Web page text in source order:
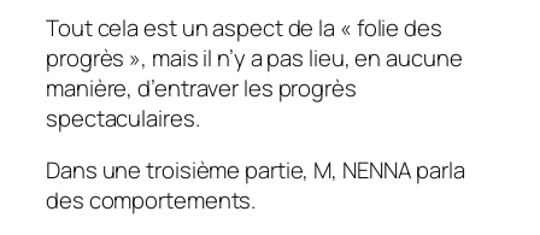
Tout cela est un aspect de la « folie des
progrès », mais il n’y a pas lieu, en aucune
manière, d’entraver les progrès
spectaculaires.
Dans une troisième partie, M, NENNA parla
des comportements.